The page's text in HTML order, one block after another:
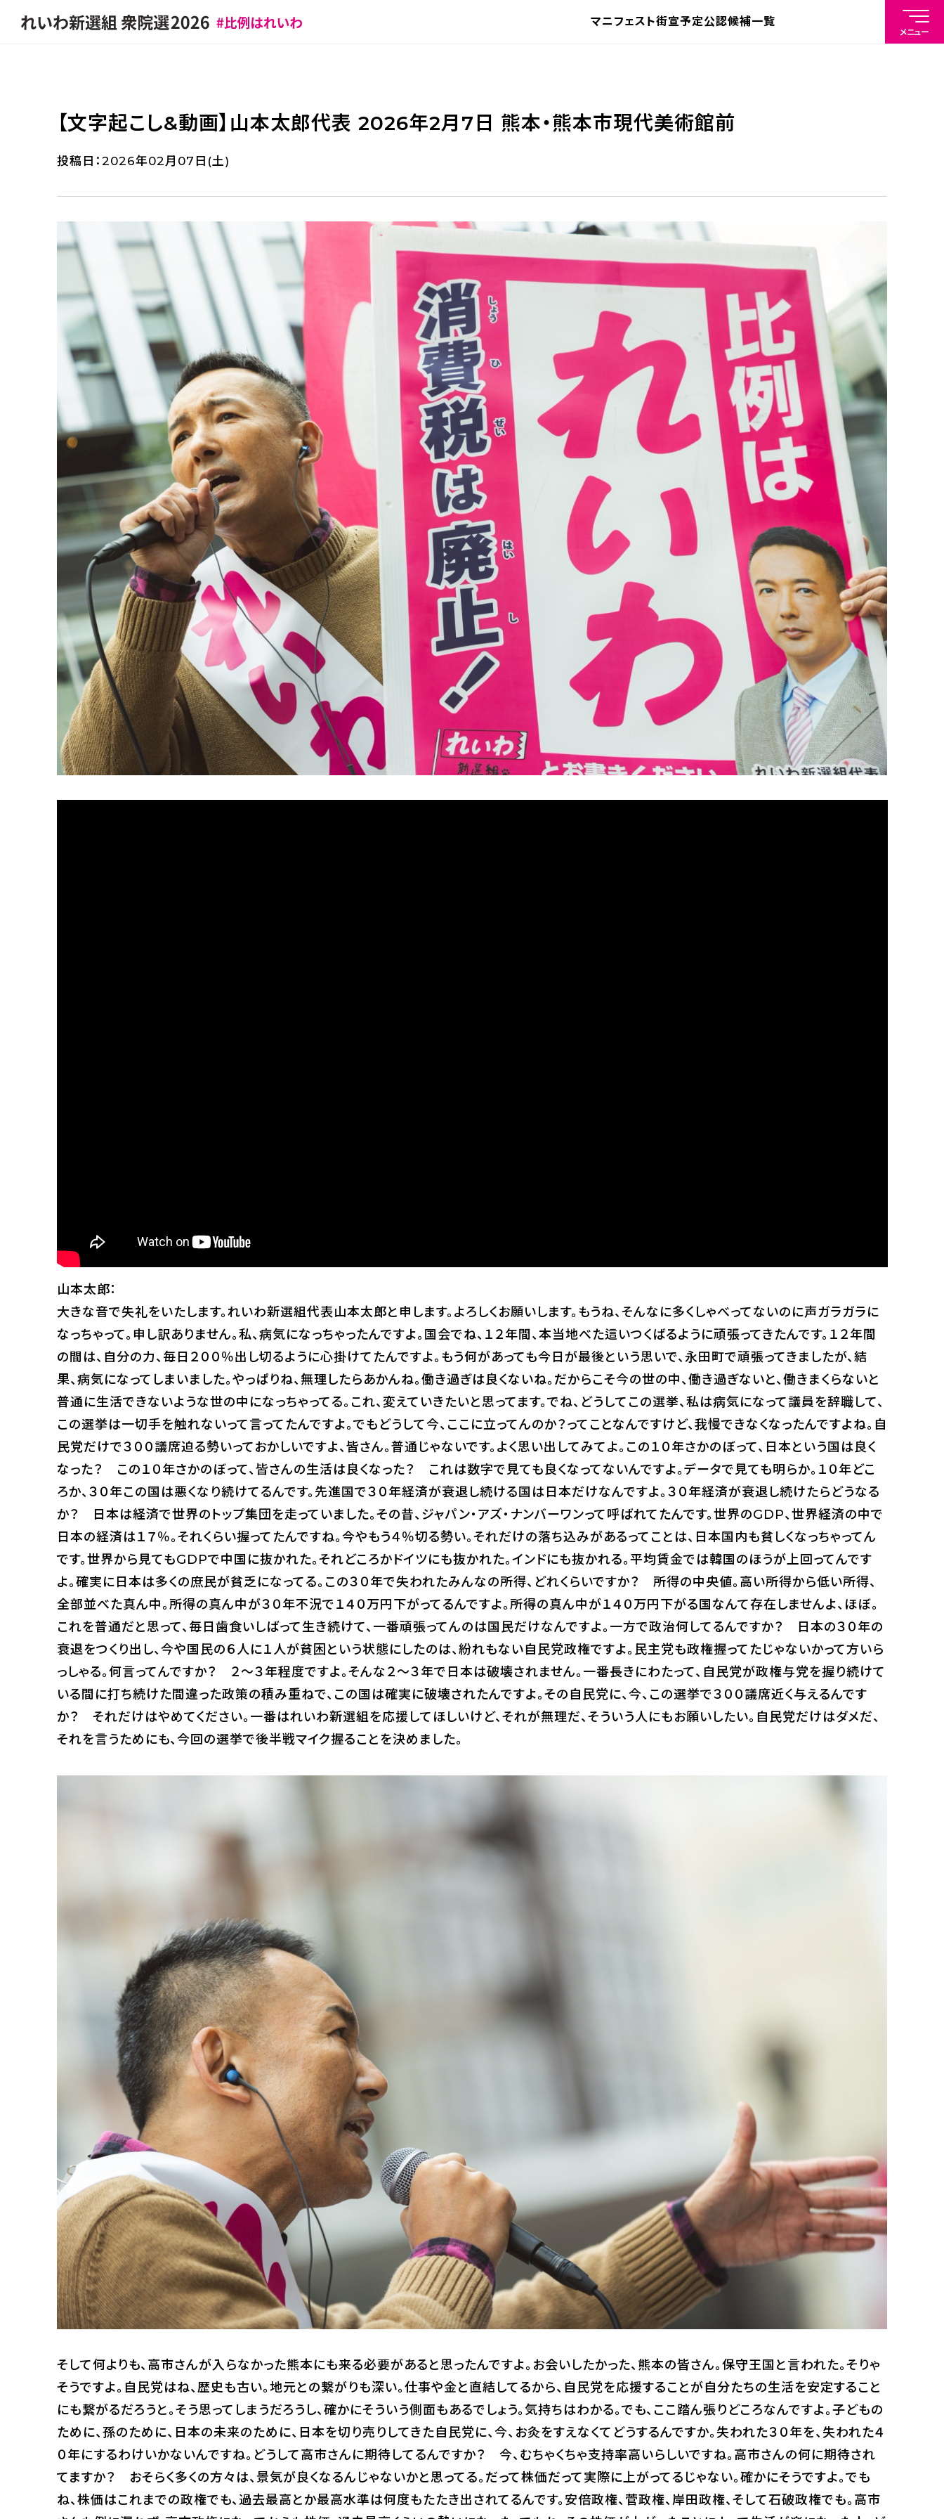
マニフェスト街宣予定公認候補一覧
メニュー
【文字起こし&動画】山本太郎代表 2026年2月7日 熊本・熊本市現代美術館前
投稿日：2026年02月07日(土)
山本太郎：
大きな音で失礼をいたします。れいわ新選組代表山本太郎と申します。よろしくお願いします。もうね、そんなに多くしゃべってないのに声ガラガラに
なっちゃって。申し訳ありません。私、病気になっちゃったんですよ。国会でね、１２年間、本当地べた這いつくばるように頑張ってきたんです。１２年間
の間は、自分の力、毎日２００％出し切るように心掛けてたんですよ。もう何があっても今日が最後という思いで、永田町で頑張ってきましたが、結
果、病気になってしまいました。やっぱりね、無理したらあかんね。働き過ぎは良くないね。だからこそ今の世の中、働き過ぎないと、働きまくらないと
普通に生活できないような世の中になっちゃってる。これ、変えていきたいと思ってます。でね、どうしてこの選挙、私は病気になって議員を辞職して、
この選挙は一切手を触れないって言ってたんですよ。でもどうして今、ここに立ってんのか？ってことなんですけど、我慢できなくなったんですよね。自
民党だけで３００議席迫る勢いっておかしいですよ、皆さん。普通じゃないです。よく思い出してみてよ。この１０年さかのぼって、日本という国は良く
なった？ この１０年さかのぼって、皆さんの生活は良くなった？ これは数字で見ても良くなってないんですよ。データで見ても明らか。１０年どこ
ろか、３０年この国は悪くなり続けてるんです。先進国で３０年経済が衰退し続ける国は日本だけなんですよ。３０年経済が衰退し続けたらどうなる
か？ 日本は経済で世界のトップ集団を走っていました。その昔、ジャパン・アズ・ナンバーワンって呼ばれてたんです。世界のGDP、世界経済の中で
日本の経済は１７％。それくらい握ってたんですね。今やもう４％切る勢い。それだけの落ち込みがあるってことは、日本国内も貧しくなっちゃってん
です。世界から見てもGDPで中国に抜かれた。それどころかドイツにも抜かれた。インドにも抜かれる。平均賃金では韓国のほうが上回ってんです
よ。確実に日本は多くの庶民が貧乏になってる。この３０年で失われたみんなの所得、どれくらいですか？ 所得の中央値。高い所得から低い所得、
全部並べた真ん中。所得の真ん中が３０年不況で１４０万円下がってるんですよ。所得の真ん中が１４０万円下がる国なんて存在しませんよ、ほぼ。
これを普通だと思って、毎日歯食いしばって生き続けて、一番頑張ってんのは国民だけなんですよ。一方で政治何してるんですか？ 日本の３０年の
衰退をつくり出し、今や国民の６人に１人が貧困という状態にしたのは、紛れもない自民党政権ですよ。民主党も政権握ってたじゃないかって方いら
っしゃる。何言ってんですか？ ２～３年程度ですよ。そんな２～３年で日本は破壊されません。一番長きにわたって、自民党が政権与党を握り続けて
いる間に打ち続けた間違った政策の積み重ねで、この国は確実に破壊されたんですよ。その自民党に、今、この選挙で３００議席近く与えるんです
か？ それだけはやめてください。一番はれいわ新選組を応援してほしいけど、それが無理だ、そういう人にもお願いしたい。自民党だけはダメだ、
それを言うためにも、今回の選挙で後半戦マイク握ることを決めました。
そして何よりも、高市さんが入らなかった熊本にも来る必要があると思ったんですよ。お会いしたかった、熊本の皆さん。保守王国と言われた。そりゃ
そうですよ。自民党はね、歴史も古い。地元との繋がりも深い。仕事や金と直結してるから、自民党を応援することが自分たちの生活を安定すること
にも繋がるだろうと。そう思ってしまうだろうし、確かにそういう側面もあるでしょう。気持ちはわかる。でも、ここ踏ん張りどころなんですよ。子どもの
ために、孫のために、日本の未来のために、日本を切り売りしてきた自民党に、今、お灸をすえなくてどうするんですか。失われた３０年を、失われた４
０年にするわけいかないんですね。どうして高市さんに期待してるんですか？ 今、むちゃくちゃ支持率高いらしいですね。高市さんの何に期待され
てますか？ おそらく多くの方々は、景気が良くなるんじゃないかと思ってる。だって株価だって実際に上がってるじゃない。確かにそうですよ。でも
ね、株価はこれまでの政権でも、過去最高とか最高水準は何度もたたき出されてるんです。安倍政権、菅政権、岸田政権、そして石破政権でも。高市